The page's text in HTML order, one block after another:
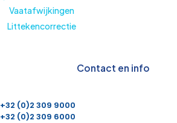
Vaatafwijkingen
Littekencorrectie
Contact en info
+32 (0)2 309 9000
+32 (0)2 309 6000